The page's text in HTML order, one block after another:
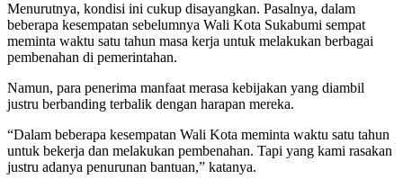
Menurutnya, kondisi ini cukup disayangkan. Pasalnya, dalam
beberapa kesempatan sebelumnya Wali Kota Sukabumi sempat
meminta waktu satu tahun masa kerja untuk melakukan berbagai
pembenahan di pemerintahan.
Namun, para penerima manfaat merasa kebijakan yang diambil
justru berbanding terbalik dengan harapan mereka.
“Dalam beberapa kesempatan Wali Kota meminta waktu satu tahun
untuk bekerja dan melakukan pembenahan. Tapi yang kami rasakan
justru adanya penurunan bantuan,” katanya.